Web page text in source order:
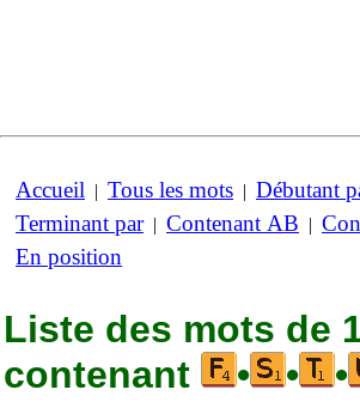
Accueil | Tous les mots | Débutant
Terminant par| Contenant AB |
En position
Liste des mots de
contenant
• • •